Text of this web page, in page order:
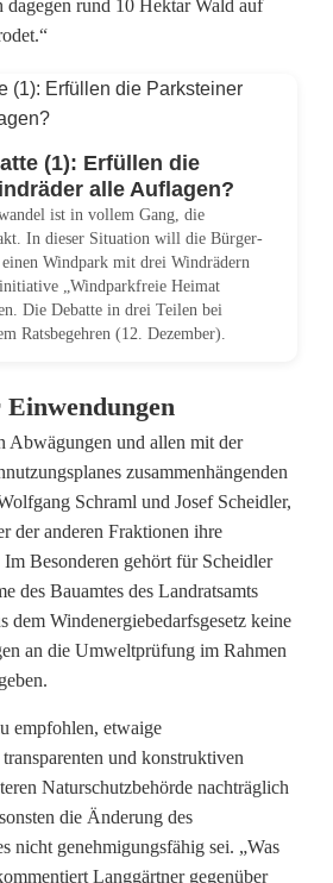
dagegen rund 10 Hektar Wald auf
(1): Erfüllen die
alle Auflagen?
ist in vollem Gang, die
In dieser Situation will die Bürger-
Windpark mit drei Windrädern
„Windparkfreie Heimat
Die Debatte in drei Teilen bei
Ratsbegehren (12. Dezember).
Abwägungen und allen mit der
zusammenhängenden
Schraml und Josef Scheidler,
der anderen Fraktionen ihre
Besonderen gehört für Scheidler
des Bauamtes des Landratsamts
dem Windenergiebedarfsgesetz keine
an die Umweltprüfung im Rahmen
empfohlen, etwaige
und konstruktiven
Naturschutzbehörde nachträglich
die Änderung des
nicht genehmigungsfähig sei. „Was
Langgärtner gegenüber